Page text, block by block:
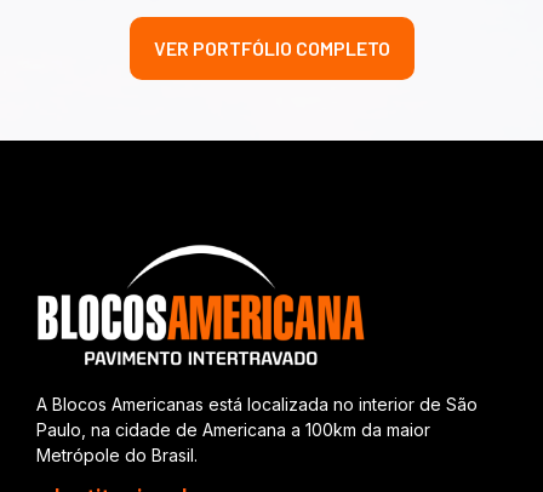
VER PORTFÓLIO COMPLETO
A Blocos Americanas está localizada no interior de São
Paulo, na cidade de Americana a 100km da maior
Metrópole do Brasil.